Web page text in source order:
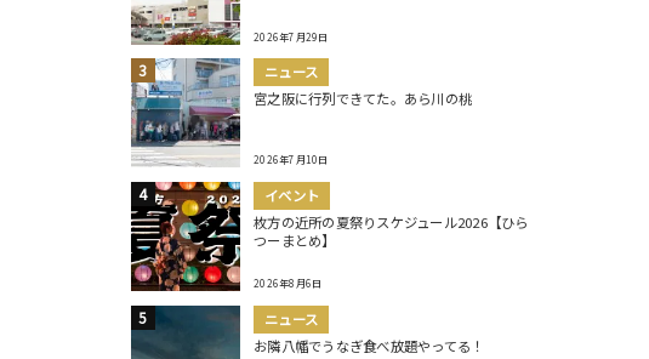
2026年7月29日
ニュース
宮之阪に行列できてた。あら川の桃
2026年7月10日
イベント
枚方の近所の夏祭りスケジュール2026【ひら
つーまとめ】
2026年8月6日
ニュース
お隣八幡でうなぎ食べ放題やってる！